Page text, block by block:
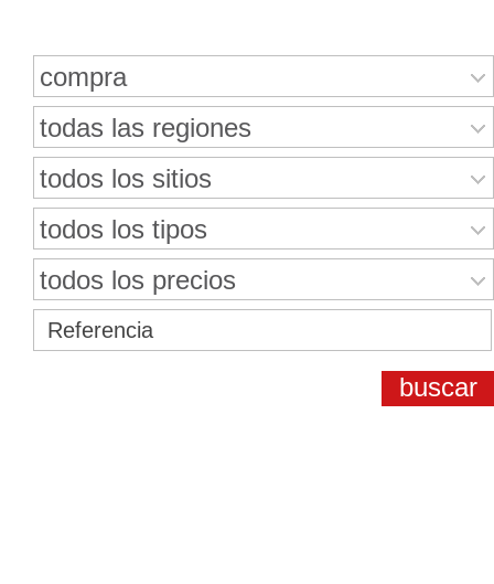
compra
todas las regiones
todos los sitios
todos los tipos
todos los precios